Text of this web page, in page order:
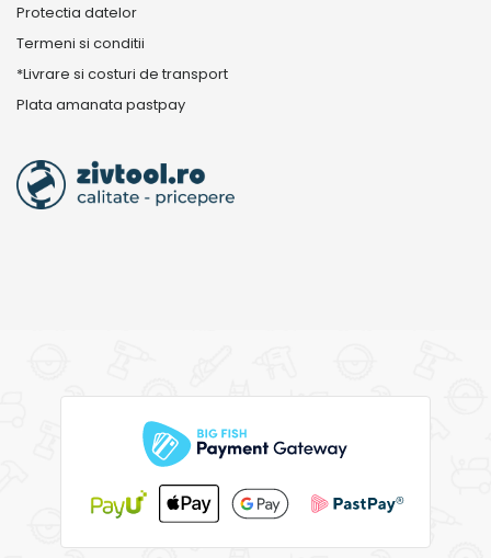
Protectia datelor
Termeni si conditii
*Livrare si costuri de transport
Plata amanata pastpay